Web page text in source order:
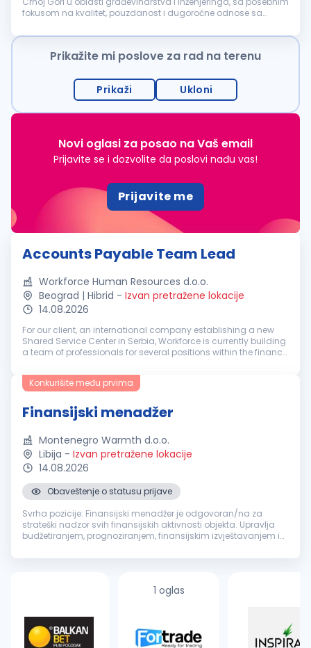
fokusom na kvalitet, pouzdanost i dugoročne odnose sa
ime na trži...
Prikažite mi poslove za rad na terenu
Prikaži Ukloni
Novi oglasi za posao na Vaš email
Prijavite se i dozvolite da poslovi nađu vas!
Prijavite me
Accounts Payable Team Lead
Workforce Human Resources d.o.o.
Beograd | Hibrid - Izvan pretražene lokacije
14.08.2026
For our client, an international company establishing a new
Shared Service Center in Serbia, Workforce is currently building
a team of professionals for several positions within the finance
Konkurišite među prvima
Finansijski menadžer
Montenegro Warmth d.o.o.
Libija - Izvan pretražene lokacije
14.08.2026
Obaveštenje o statusu prijave
Svrha pozicije: Finansijski menadžer je odgovoran/na za
strateški nadzor svih finansijskih aktivnosti objekta. Upravlja
budžetiranjem, prognoziranjem, finansijskim izvještavanjem i
finansijsku st...
1 oglas